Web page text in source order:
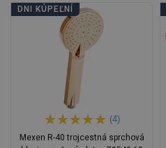
DNI KÚPEĽNÍ
(4)
Mexen R-40 trojcestná sprchová